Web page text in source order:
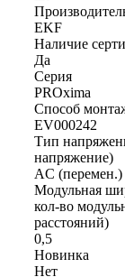
EKF
Наличие
Да
Серия
PROxima
Способ
EV000242
Тип
напряжение)
AC (перемен.)
Модульная
кол-во
расстояний)
0,5
Новинка
Нет